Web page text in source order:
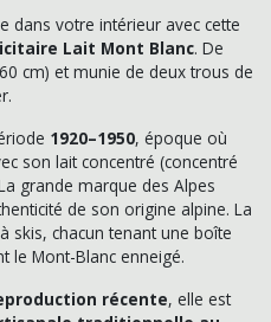
dans votre intérieur avec cette
Lait Mont Blanc. De
cm) et munie de deux trous de
1920–1950, époque où
son lait concentré (concentré
grande marque des Alpes
de son origine alpine. La
skis, chacun tenant une boîte
le Mont-Blanc enneigé.
récente, elle est